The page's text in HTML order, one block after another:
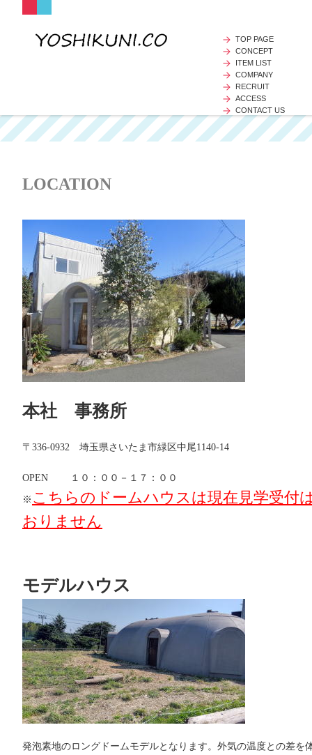
LOCATION
本社 事務所
〒336-0932 埼玉県さいたま市緑区中尾1140-14
OPEN １０：００－１７：００
※ こちらのドームハウスは現在見学受付
おりません
モデルハウス
発泡素地のロングドームモデルとなります。外気の温度との差を
TOP PAGE
CONCEPT
ITEM LIST
COMPANY
RECRUIT
ACCESS
CONTACT US